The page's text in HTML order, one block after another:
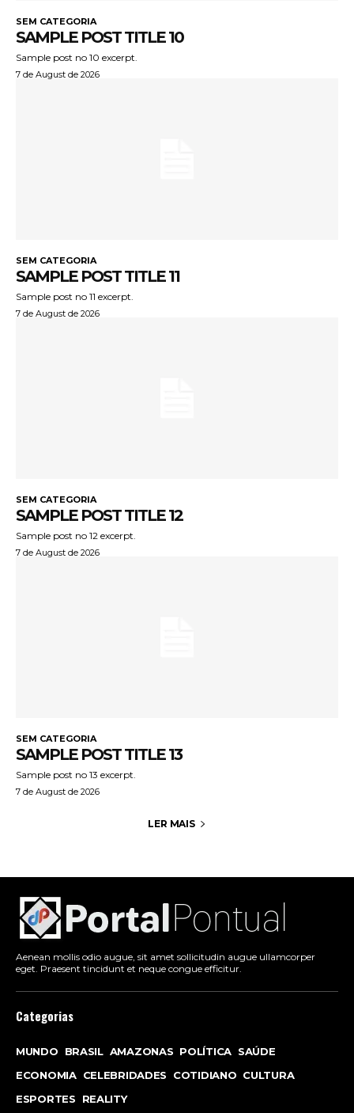
SEM CATEGORIA
SAMPLE POST TITLE 10
Sample post no 10 excerpt.
7 de August de 2026
SEM CATEGORIA
SAMPLE POST TITLE 11
Sample post no 11 excerpt.
7 de August de 2026
SEM CATEGORIA
SAMPLE POST TITLE 12
Sample post no 12 excerpt.
7 de August de 2026
SEM CATEGORIA
SAMPLE POST TITLE 13
Sample post no 13 excerpt.
7 de August de 2026
LER MAIS
Aenean mollis odio augue, sit amet sollicitudin augue ullamcorper
eget. Praesent tincidunt et neque congue efficitur.
Categorias
MUNDO BRASIL AMAZONAS POLÍTICA SAÚDE
ECONOMIA CELEBRIDADES COTIDIANO CULTURA
ESPORTES
REALITY